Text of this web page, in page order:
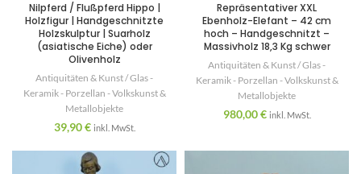
Nilpferd / Flußpferd Hippo |
Holzfigur | Handgeschnitzte
Holzskulptur | Suarholz
(asiatische Eiche) oder
Olivenholz
Antiquitäten & Kunst / Glas -
Keramik - Porzellan - Volkskunst &
Metallobjekte
39,90€ inkl. MwSt.
Repräsentativer XXL
Ebenholz-Elefant – 42 cm
hoch – Handgeschnitzt –
Massivholz 18,3 Kg schwer
Antiquitäten & Kunst / Glas -
Keramik - Porzellan - Volkskunst &
Metallobjekte
980,00€ inkl. MwSt.